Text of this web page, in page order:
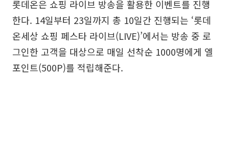
롯데온은 쇼핑 라이브 방송을 활용한 이벤트를 진행
한다. 14일부터 23일까지 총 10일간 진행되는 ‘롯데
온세상 쇼핑 페스타 라이브(LIVE)’에서는 방송 중 로
그인한 고객을 대상으로 매일 선착순 1000명에게 엘
포인트(500P)를 적립해준다.